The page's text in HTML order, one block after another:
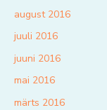
august 2016
juuli 2016
juuni 2016
mai 2016
märts 2016